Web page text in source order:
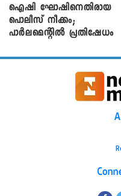
ഐഷി ഘോഷിനെതിരായ
പൊലീസ് നീക്കം;
പാര്‍ലമെന്റിൽ പ്രതിഷേധം